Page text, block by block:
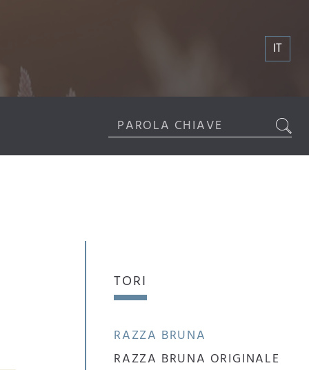
IT
TORI
RAZZA BRUNA
RAZZA BRUNA ORIGINALE